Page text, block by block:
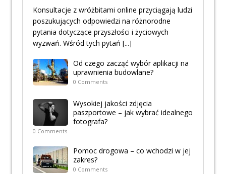
Konsultacje z wróżbitami online przyciągają ludzi
poszukujących odpowiedzi na różnorodne
pytania dotyczące przyszłości i życiowych
wyzwań. Wśród tych pytań [...]
Od czego zacząć wybór aplikacji na
uprawnienia budowlane?
0 Comments
Wysokiej jakości zdjęcia
paszportowe – jak wybrać idealnego
fotografa?
0 Comments
Pomoc drogowa – co wchodzi w jej
zakres?
0 Comments